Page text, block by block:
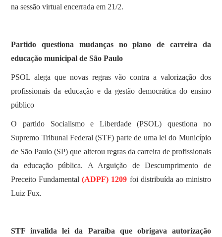
na sessão virtual encerrada em 21/2.
Partido questiona mudanças no plano de carreira da
educação municipal de São Paulo
PSOL alega que novas regras vão contra a valorização dos
profissionais da educação e da gestão democrática do ensino
público
O partido Socialismo e Liberdade (PSOL) questiona no
Supremo Tribunal Federal (STF) parte de uma lei do Município
de São Paulo (SP) que alterou regras da carreira de profissionais
da educação pública. A Arguição de Descumprimento de
Preceito Fundamental(ADPF) 1209 foi distribuída ao ministro
Luiz Fux.
STF invalida lei da Paraíba que obrigava autorização